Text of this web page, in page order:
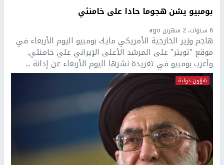
بومبيو يشن هجوما حادا على خامنئي
6 سنوات، 2 شهرين ago
هاجم وزير الخارجية الأمريكي مايك بومبيو اليوم الأربعاء في
موقع "تويتر" على المرشد الأعلى الإيراني علي خامنئي.
وأعرب بومبيو في تغريدة نشرها اليوم الأربعاء عن إدانة ...
شؤون دولية